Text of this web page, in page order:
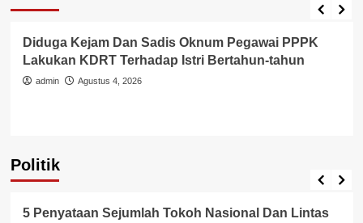
Diduga Kejam Dan Sadis Oknum Pegawai PPPK
Lakukan KDRT Terhadap Istri Bertahun-tahun
admin Agustus 4, 2026
Politik
Politik
5 Penyataan Sejumlah Tokoh Nasional Dan Lintas